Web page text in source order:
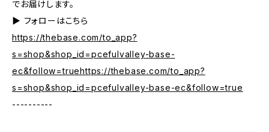
でお届けします。
▶︎ フォローはこちら
https://thebase.com/to_app?
s=shop&shop_id=pcefulvalley-base-
ec&follow=truehttps://thebase.com/to_app?
s=shop&shop_id=pcefulvalley-base-ec&follow=true
----------